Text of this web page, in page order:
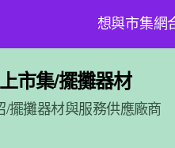
想與市集網
市集/擺攤器材
擺攤器材與服務供應廠商